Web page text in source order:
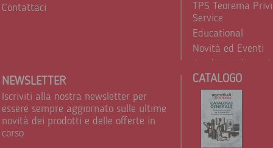
Contattaci
TPS Teorema
Service
Educational
Novità ed Eventi
Condizioni di
Trattamento dei
NEWSLETTER
Iscriviti alla nostra newsletter per
essere sempre aggiornato sulle ultime
novità dei prodotti e delle offerte in
corso
CATALOGO